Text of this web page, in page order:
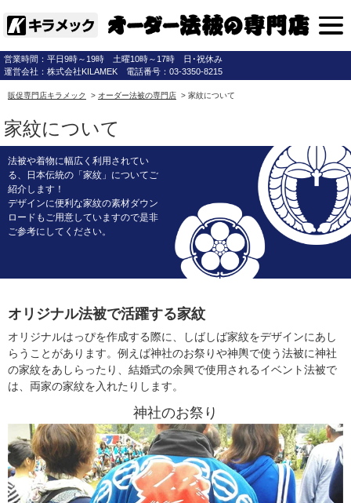
営業時間：平日9時～19時 土曜10時～17時 日･祝休み
運営会社：株式会社KILAMEK 電話番号：03-3350-8215
販促専門店キラメック > オーダー法被の専門店 > 家紋について
家紋について
法被や着物に幅広く利用されてい
る、日本伝統の「家紋」についてご
紹介します！
デザインに便利な家紋の素材ダウン
ロードもご用意していますので是非
ご参考にしてください。
オリジナル法被で活躍する家紋
オリジナルはっぴを作成する際に、しばしば家紋をデザインにあし
らうことがあります。例えば神社のお祭りや神輿で使う法被に神社
の家紋をあしらったり、結婚式の余興で使用されるイベント法被で
は、両家の家紋を入れたりします。
神社のお祭り